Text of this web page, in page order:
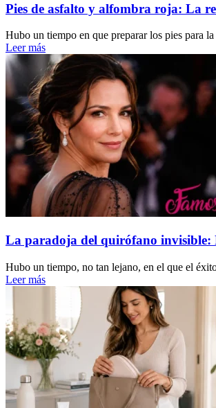
Pies de asfalto y alfombra roja: La
Hubo un tiempo en que preparar los pies para
Leer más
La paradoja del quirófano invisible:
Hubo un tiempo, no tan lejano, en el que el
Leer más